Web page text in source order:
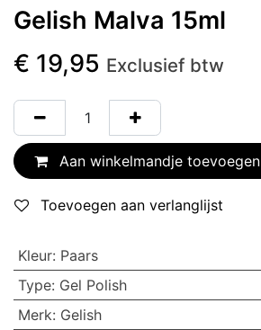
Gelish Malva 15ml
€ 19,95 Exclusief btw
Aan winkelmandje toevoegen
Toevoegen aan verlanglijst
Kleur: Paars
Type: Gel Polish
Merk: Gelish